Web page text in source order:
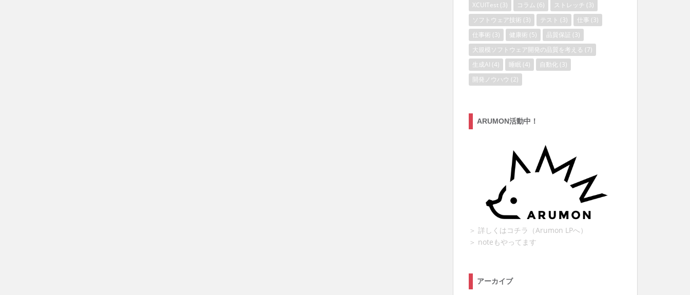
XCUITest (3) コラム (6) ストレッチ (3)
ソフトウェア技術 (3) テスト (3) 仕事 (3)
仕事術 (3) 健康術 (5) 品質保証 (3)
大規模ソフトウェア開発の品質を考える (7)
生成AI (4) 睡眠 (4) 自動化 (3)
開発ノウハウ (2)
ARUMON活動中！
＞ 詳しくはコチラ（Arumon LPへ）
＞ noteもやってます
アーカイブ